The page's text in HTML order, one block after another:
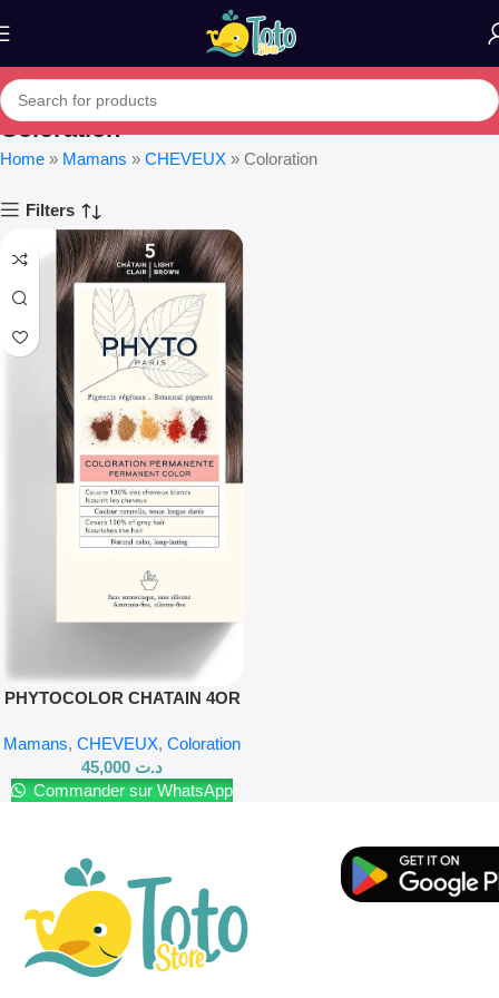
Coloration
Home » Mamans » CHEVEUX » Coloration
Filters
PHYTOCOLOR CHATAIN 4OR
Mamans, CHEVEUX, Coloration
د.ت
Commander sur WhatsApp